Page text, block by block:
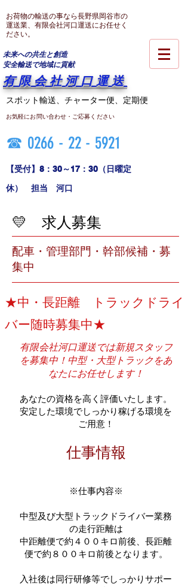
お荷物の輸送の事なら長野県岡谷市の
運送業、有限会社河口運送にお任せく
ださい。
未来への共生と創造
​安全輸送で地域に貢献
​有限会社河口運送
​スポット輸送、チャーター便、定期便
​お気軽にお問い合わせ・ご応募ください
☎​ 0266 - 22 - 5921
​【受付】8：30～17：30（日曜定
休） 担当 河口
💛 求人募集
​配車・管理部門・幹部候補・募
集中
​★中・長距離 トラックドライ
バー随時募集中★
有限会社河口運送では新規スタッフ
を募集中！中型・大型トラックをあ
なたにお任せします！
あなたの資格を高く評価いたします。
安定した環境でしっかり稼げる環境を
ご用意！
仕事情報
※仕事内容※
中型及び大型トラックドライバー業務
の走行距離は
中距離便で約４００キロ前後、長距離
便で約８００キロ前後となります。
入社後は同行研修等でしっかりサポー